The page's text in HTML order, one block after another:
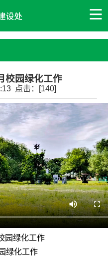
校园绿化工作
点击：[140]
园绿化工作
绿化工作